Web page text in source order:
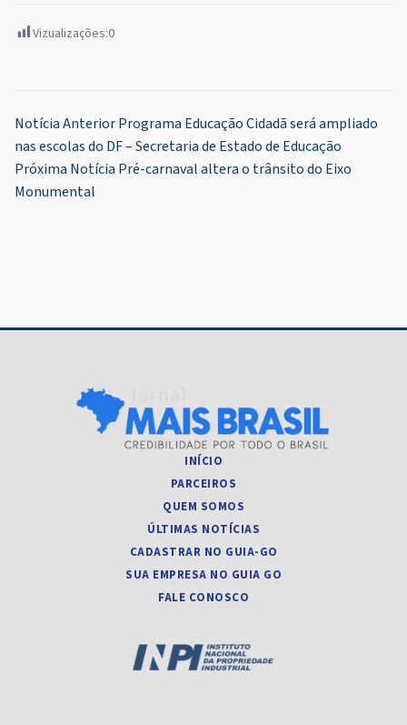
Vizualizações:0
Navegação
de
Post
Notícia AnteriorPrograma Educação Cidadã será ampliado
nas escolas do DF – Secretaria de Estado de Educação
Próxima Notícia Pré-carnaval altera o trânsito do Eixo
Monumental
INÍCIO
PARCEIROS
QUEM SOMOS
ÚLTIMAS NOTÍCIAS
CADASTRAR NO GUIA-GO
SUA EMPRESA NO GUIA GO
FALE CONOSCO